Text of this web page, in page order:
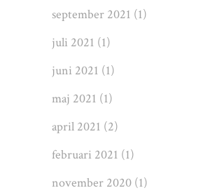
september 2021 (1)
juli 2021 (1)
juni 2021 (1)
maj 2021 (1)
april 2021 (2)
februari 2021 (1)
november 2020 (1)